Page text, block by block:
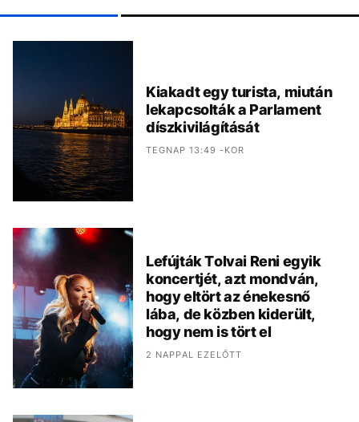
Kiakadt egy turista, miután
lekapcsolták a Parlament
díszkivilágítását
TEGNAP 13:49 -KOR
Lefújták Tolvai Reni egyik
koncertjét, azt mondván,
hogy eltört az énekesnő
lába, de közben kiderült,
hogy nem is tört el
2 NAPPAL EZELŐTT